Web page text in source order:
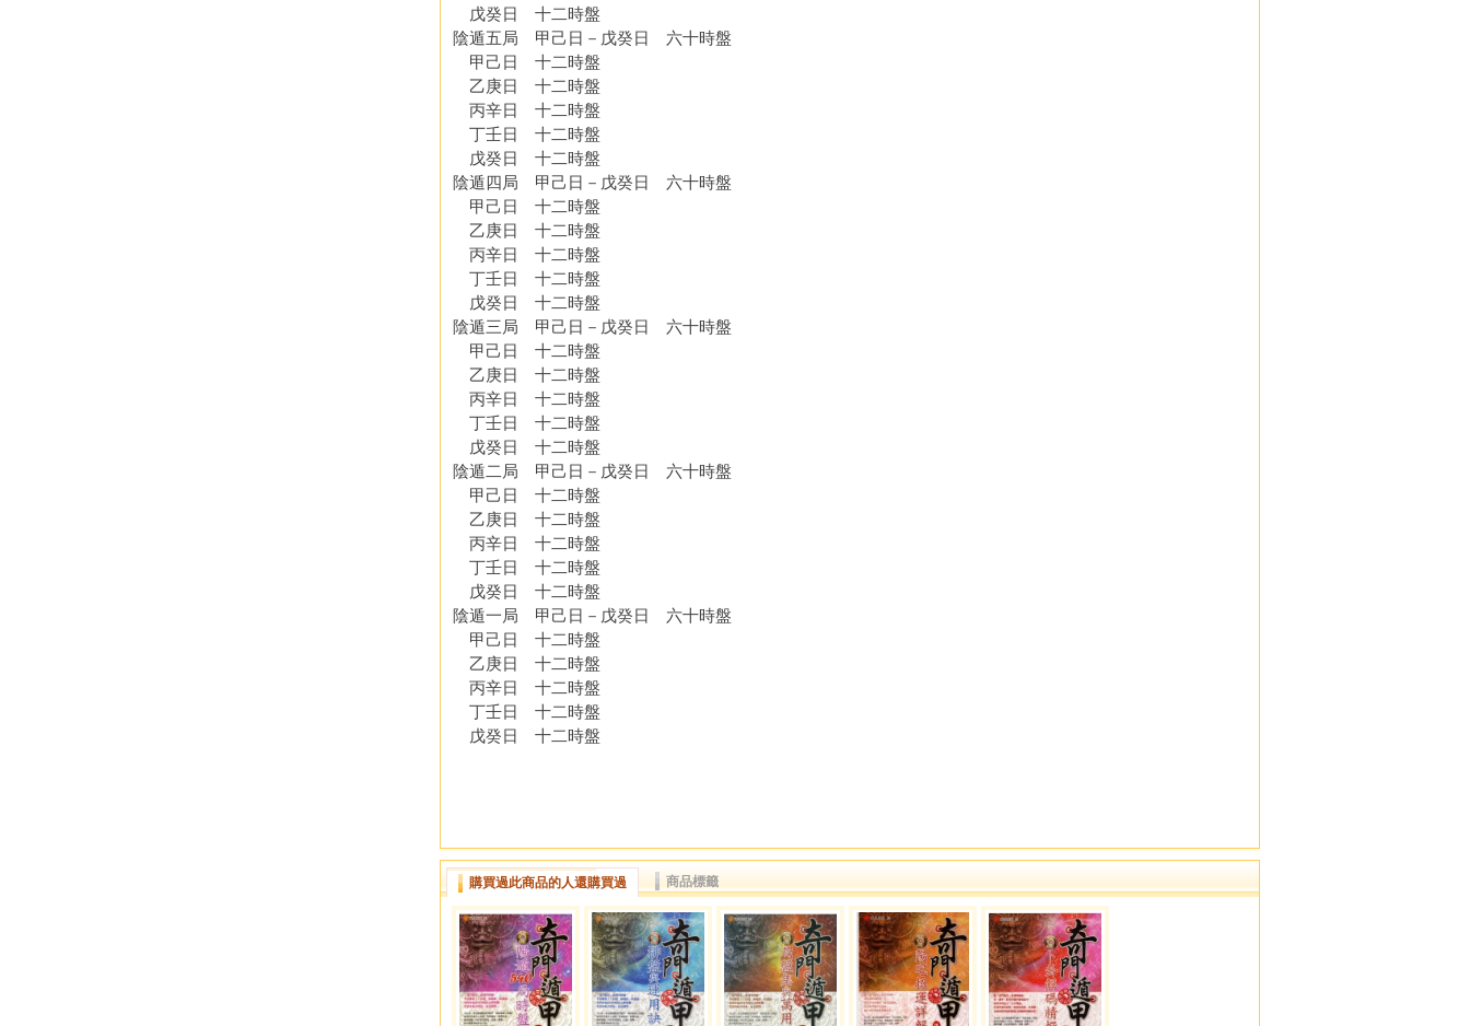
戊癸日 十二時盤
陰遁五局 甲己日－戊癸日 六十時盤
甲己日 十二時盤
乙庚日 十二時盤
丙辛日 十二時盤
丁壬日 十二時盤
戊癸日 十二時盤
陰遁四局 甲己日－戊癸日 六十時盤
甲己日 十二時盤
乙庚日 十二時盤
丙辛日 十二時盤
丁壬日 十二時盤
戊癸日 十二時盤
陰遁三局 甲己日－戊癸日 六十時盤
甲己日 十二時盤
乙庚日 十二時盤
丙辛日 十二時盤
丁壬日 十二時盤
戊癸日 十二時盤
陰遁二局 甲己日－戊癸日 六十時盤
甲己日 十二時盤
乙庚日 十二時盤
丙辛日 十二時盤
丁壬日 十二時盤
戊癸日 十二時盤
陰遁一局 甲己日－戊癸日 六十時盤
甲己日 十二時盤
乙庚日 十二時盤
丙辛日 十二時盤
丁壬日 十二時盤
戊癸日 十二時盤
購買過此商品的人還購買過 商品標籤